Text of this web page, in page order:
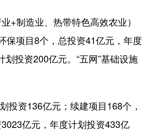
制造业、热带特色高效农业）
保项目8个，总投资41亿元，年度
投资200亿元。“五网”基础设施
资136亿元；续建项目168个，
亿元，年度计划投资433亿